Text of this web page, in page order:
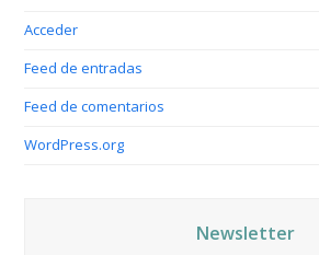
Acceder
Feed de entradas
Feed de comentarios
WordPress.org
Newsletter